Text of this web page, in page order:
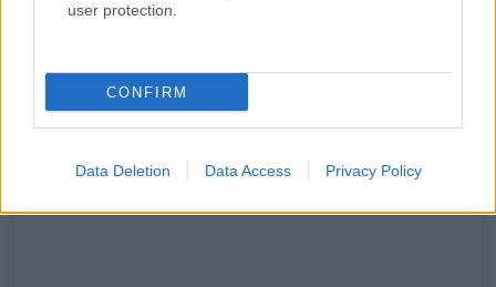
user protection.
CONFIRM
Data Deletion Data Access Privacy Policy